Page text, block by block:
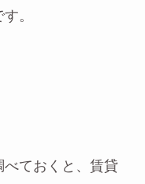
す。
ておくと、賃貸